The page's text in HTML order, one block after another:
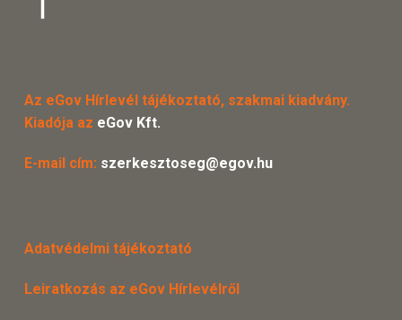
Az eGov Hírlevél tájékoztató, szakmai kiadvány.
Kiadója az eGov Kft.
E-mail cím: szerkesztoseg@egov.hu
Adatvédelmi tájékoztató
Leiratkozás az eGov Hírlevélről